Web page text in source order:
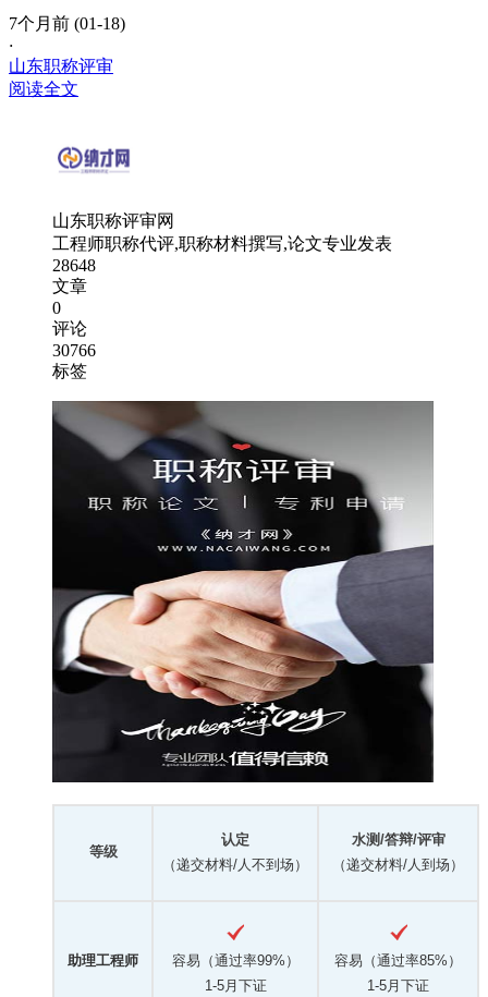
7个月前 (01-18)
·
山东职称评审
阅读全文
山东职称评审网
工程师职称代评,职称材料撰写,论文专业发表
28648
文章
0
评论
30766
标签
等级
认定
（递交材料/人不到场）
水测/答辩/评审
（递交材料/人到场）
助理工程师
容易（通过率99%）
1-5月下证
容易（通过率85%）
1-5月下证